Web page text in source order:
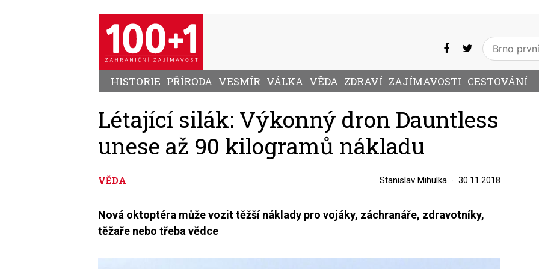
HISTORIE PŘÍRODA VESMÍR VÁLKA VĚDA ZDRAVÍ ZAJÍMAVOSTI CESTOVÁNÍ
Létající silák: Výkonný dron Dauntless
unese až 90 kilogramů nákladu
VĚDA Stanislav Mihulka 30.11.2018
Nová oktoptéra může vozit těžší náklady pro vojáky, záchranáře, zdravotníky,
těžaře nebo třeba vědce